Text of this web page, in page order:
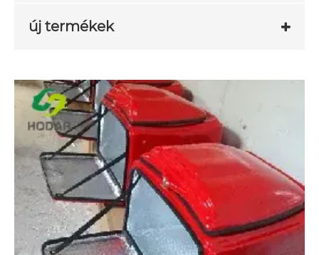
új termékek